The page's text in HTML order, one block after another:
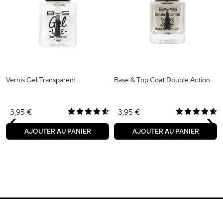
Vernis Gel Transparent
3,95 €
AJOUTER AU PANIER
Base & Top Coat Double Action
3,95 €
AJOUTER AU PANIER
‹ ›